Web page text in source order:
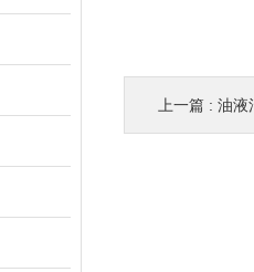
上一篇 : 油液